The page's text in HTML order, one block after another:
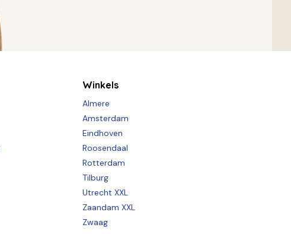
Winkels
Almere
Amsterdam
Eindhoven
Roosendaal
Rotterdam
Tilburg
Utrecht XXL
Zaandam XXL
Zwaag